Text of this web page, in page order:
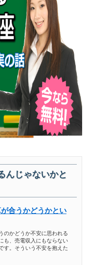
んじゃないかと
合うかどうかとい
のかどうか不安に思われる
も、売電収入にもならない
す。そういう不安を抱えた